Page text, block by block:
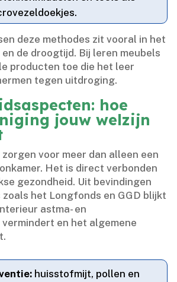
deze methodes zit vooral in het
de droogtijd.​ Bij leren meubels
producten toe die het leer
tegen uitdroging.​
hoe
jouw welzijn
voor meer dan alleen een
Het is direct verbonden
gezondheid.​ Uit bevindingen
het Longfonds en GGD blijkt
astma- en
en het algemene
huisstofmijt, pollen en